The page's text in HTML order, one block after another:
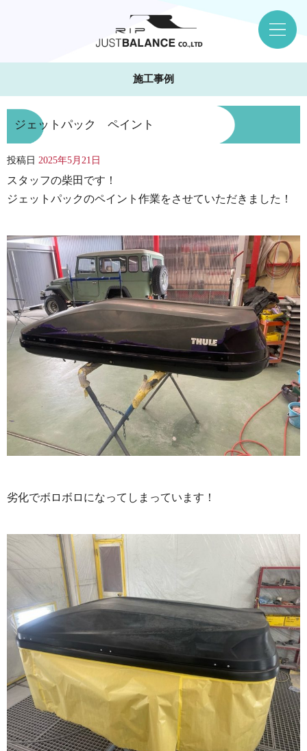
施工事例
ジェットパック ペイント
投稿日 2025年5月21日
スタッフの柴田です！
ジェットパックのペイント作業をさせていただきました！
劣化でボロボロになってしまっています！